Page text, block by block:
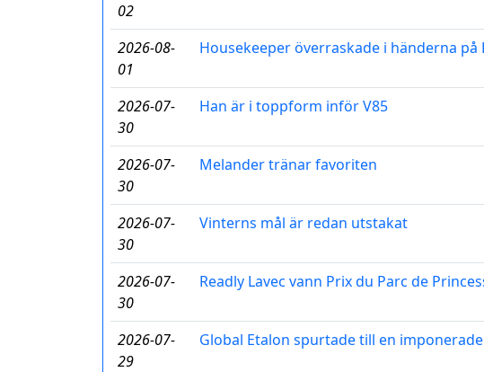
02
2026-08-
01
Housekeeper överraskade i händerna på
2026-07-
30
Han är i toppform inför V85
2026-07-
30
Melander tränar favoriten
2026-07-
30
Vinterns mål är redan utstakat
2026-07-
30
Readly Lavec vann Prix du Parc de
2026-07-
29
Global Etalon spurtade till en